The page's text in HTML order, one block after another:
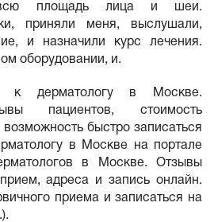
всю площадь лица и шеи.
приняли меня, выслушали,
и назначили курс лечения.
оборудовании, и.
к дерматологу в Москве.
пациентов, стоимость
быстро записаться
в Москве на портале
в Москве. Отзывы
адреса и запись онлайн.
приема и записаться на